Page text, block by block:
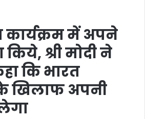
कार्यक्रम में अपने
किये, श्री मोदी ने
कि भारत
खिलाफ अपनी